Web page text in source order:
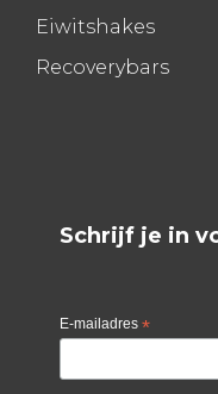
Eiwitshakes
Recoverybars
Schrijf je in
E-mailadres *